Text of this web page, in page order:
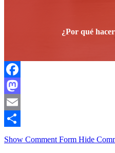
¿Por qué
Facebook
Mastodon
Email
Compartir
Show Comment Form Hide